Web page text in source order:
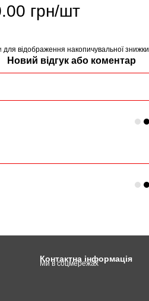
грн/шт
для відображення накопичувальної знижки
Новий відгук або коментар
Контактна інформація
Ми в соцмережах